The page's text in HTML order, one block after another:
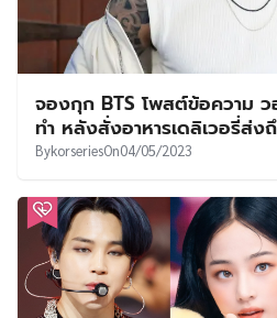
จองกุก BTS โพสต์ข้อความ
ทำ หลังสั่งอาหารเดลิเวอรี่ส่ง
BykorseriesOn04/05/2023